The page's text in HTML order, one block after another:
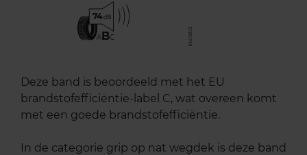
74
ABC
Deze band is beoordeeld met het EU
brandstofefficiëntie-label C, wat overeen komt
met een goede brandstofefficiëntie.
In de categorie grip op nat wegdek is deze band